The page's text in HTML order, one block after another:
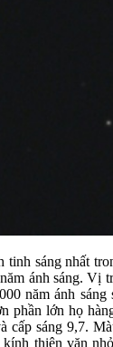
tinh sáng nhất
ánh sáng. Vị
năm ánh sáng
phần lớn họ
cấp sáng 9,7.
thiên văn